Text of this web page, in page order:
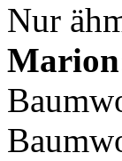
Nur